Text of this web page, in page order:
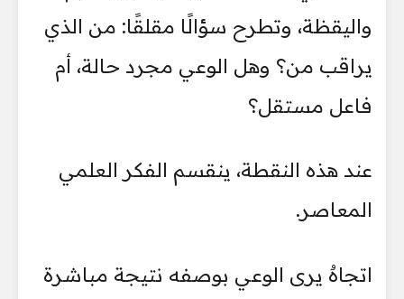
واليقظة، وتطرح سؤالًا مقلقًا: من الذي
يراقب من؟ وهل الوعي مجرد حالة، أم
فاعل مستقل؟
عند هذه النقطة، ينقسم الفكر العلمي
المعاصر.
اتجاهٌ يرى الوعي بوصفه نتيجة مباشرة